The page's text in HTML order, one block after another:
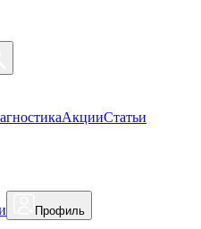
АкцииСтатьи
Профиль